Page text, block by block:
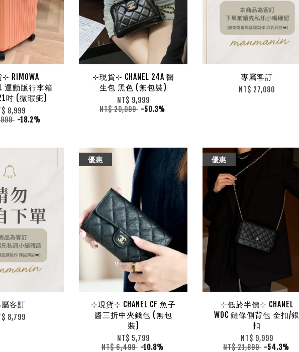
RIMOWA
運動版行李箱
吋 (微瑕疵)
8,999
-18.2%
⊹現貨⊹ CHANEL 24A 醫
生包 黑色 (無包裝)
NT$ 9,999
NT$ 20,099 -50.3%
專屬客訂
NT$ 27,080
客訂
8,799
優惠
⊹現貨⊹ CHANEL CF 魚子
醬三折中夾錢包 (無包
裝)
NT$ 5,799
NT$ 6,499 -10.8%
優惠
⊹低於半價⊹ CHANEL
WOC 鏈條側背包 金扣/銀
扣
NT$ 9,999
NT$ 21,899 -54.3%